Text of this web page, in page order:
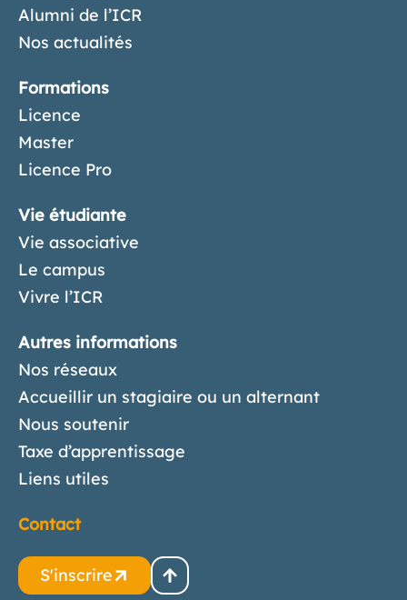
Alumni de l’ICR
Nos actualités
Formations
Licence
Master
Licence Pro
Vie étudiante
Vie associative
Le campus
Vivre l’ICR
Autres informations
Nos réseaux
Accueillir un stagiaire ou un alternant
Nous soutenir
Taxe d’apprentissage
Liens utiles
Contact
S'inscrire